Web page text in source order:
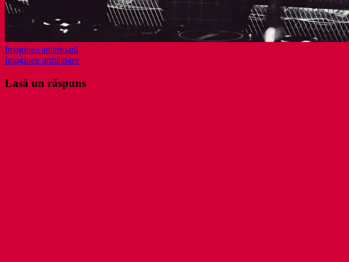
Imaginea anterioară
Imaginea următoare
Lasă un răspuns